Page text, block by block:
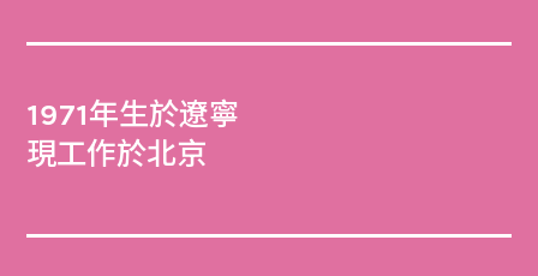
1971年生於遼寧
現工作於北京